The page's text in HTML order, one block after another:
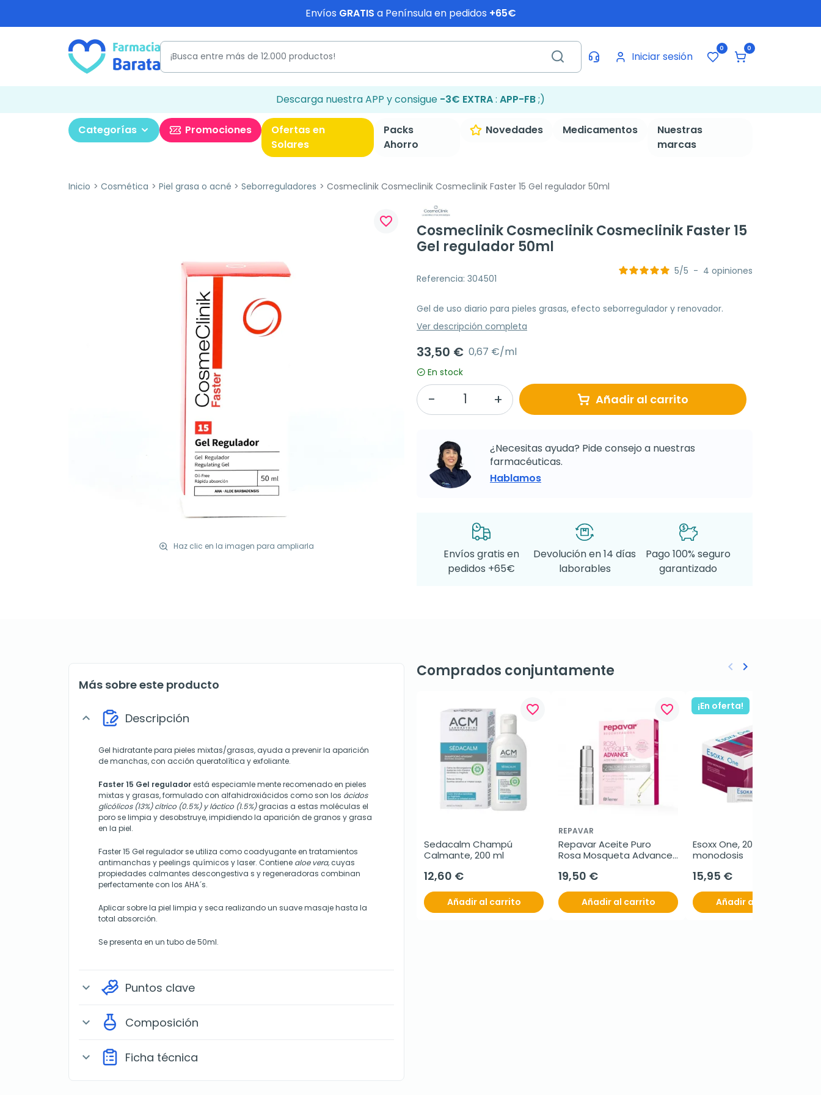
Envíos GRATIS a Península en pedidos +65€
Iniciar sesión
0 0
Descarga nuestra APP y consigue -3€ EXTRA: APP-FB;)
Categorías Promociones
Ofertas en
Solares
Packs
Ahorro
Novedades Medicamentos
Nuestras
marcas
Inicio Cosmética Piel grasa o acné Seborreguladores Cosmeclinik Cosmeclinik Cosmeclinik Faster 15 Gel regulador 50ml
Haz clic en la imagen para ampliarla
favorite_border
Cosmeclinik Cosmeclinik Cosmeclinik Faster 15
Gel regulador 50ml
Referencia: 304501
5/5 - 4 opiniones
Gel de uso diario para pieles grasas, efecto seborregulador y renovador.
Ver descripción completa
33,50 € 0,67 €/ml
En stock
Añadir al carrito
¿Necesitas ayuda? Pide consejo a nuestras
farmacéuticas.
Hablamos
Envíos gratis en
pedidos +65€
Devolución en 14 días
laborables
Pago 100% seguro
garantizado
Más sobre este producto
expand_more Descripción
Gel hidratante para pieles mixtas/grasas, ayuda a prevenir la aparición
de manchas, con acción queratolítica y exfoliante.
Faster 15 Gel reguladorestá especiamle mente recomenado en pieles
mixtas y grasas, formulado con alfahidroxiácidos como son los ácidos
glicólicos (13%) cítrico (0.5%) y láctico (1.5%)gracias a estas moléculas el
poro se limpia y desobstruye, impidiendo la aparición de granos y grasa
en la piel.
Faster 15 Gel regulador se utiliza como coadyugante en tratamientos
antimanchas y peelings químicos y laser. Contiene aloe vera,cuyas
propiedades calmantes descongestiva s y regeneradoras combinan
perfectamente con los AHA´s.
Aplicar sobre la piel limpia y seca realizando un suave masaje hasta la
total absorción.
Se presenta en un tubo de 50ml.
expand_more Puntos clave
expand_more Composición
expand_more Ficha técnica
Comprados conjuntamente
favorite_border
Sedacalm Champú
Calmante, 200 ml
12,60 €
Añadir al carrito
favorite_border
REPAVAR
Repavar Aceite Puro
Rosa Mosqueta Advance,
19,50 €
Añadir al carrito
¡En oferta!
Esoxx One, 20 sticks
monodosis
15,95 €
Añadir al carrito
Anterior
keyboard_arrow_left Siguiente
keyboard_arrow_right